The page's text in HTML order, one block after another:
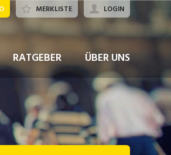
RATGEBER ÜBER UNS
MERKLISTE LOGIN
JETZT BEWERBEN